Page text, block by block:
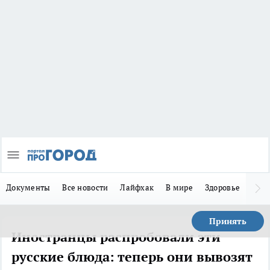
Документы Все новости Лайфхак В мире Здоровье
Принять
Иностранцы распробовали эти
русские блюда: теперь они вывозят